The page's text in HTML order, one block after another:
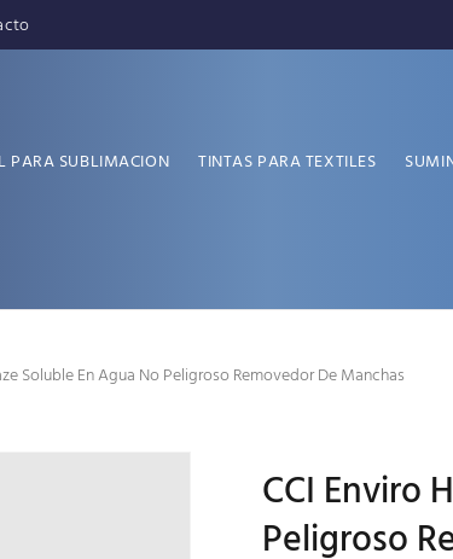
PARA SUBLIMACION TINTAS PARA TEXTILES
Soluble En Agua No Peligroso Removedor De Manchas
CCI Enviro
Peligroso